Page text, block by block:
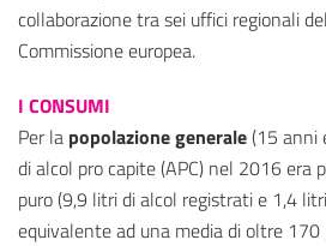
collaborazione tra sei uffici regionali
Commissione europea.
I CONSUMI
Per la popolazione generale(15 anni
di alcol pro capite (APC) nel 2016 era
puro (9,9 litri di alcol registrati e 1,4
equivalente ad una media di oltre